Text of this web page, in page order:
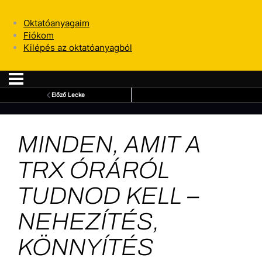
Oktatóanyagaim
Fiókom
Kilépés az oktatóanyagból
Előző Lecke
MINDEN, AMIT A
TRX ÓRÁRÓL
TUDNOD KELL –
NEHEZÍTÉS,
KÖNNYÍTÉS